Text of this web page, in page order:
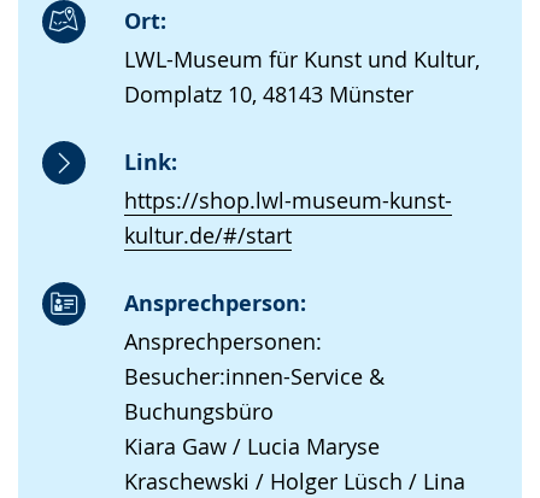
Ort:
LWL-Museum für Kunst und Kultur,
Domplatz 10, 48143 Münster
Link:
https://shop.lwl-museum-kunst-
kultur.de/#/start
Ansprechperson:
Ansprechpersonen:
Besucher:innen-Service &
Buchungsbüro
Kiara Gaw / Lucia Maryse
Kraschewski / Holger Lüsch / Lina